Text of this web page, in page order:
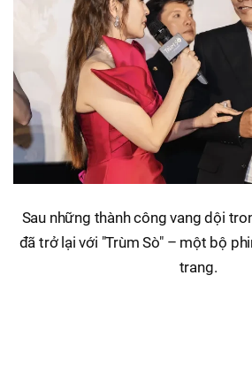
Sau những thành công vang dội
đã trở lại với "Trùm Sò" – một bộ
trang.